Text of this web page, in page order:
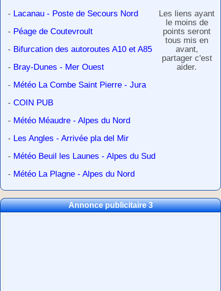
- Lacanau - Poste de Secours Nord
- Péage de Coutevroult
- Bifurcation des autoroutes A10 et A85
- Bray-Dunes - Mer Ouest
- Météo La Combe Saint Pierre - Jura
- COIN PUB
- Météo Méaudre - Alpes du Nord
- Les Angles - Arrivée pla del Mir
- Météo Beuil les Launes - Alpes du Sud
- Météo La Plagne - Alpes du Nord
Les liens ayant
le moins de
points seront
tous mis en
avant,
partager c'est
aider.
Annonce publicitaire 3